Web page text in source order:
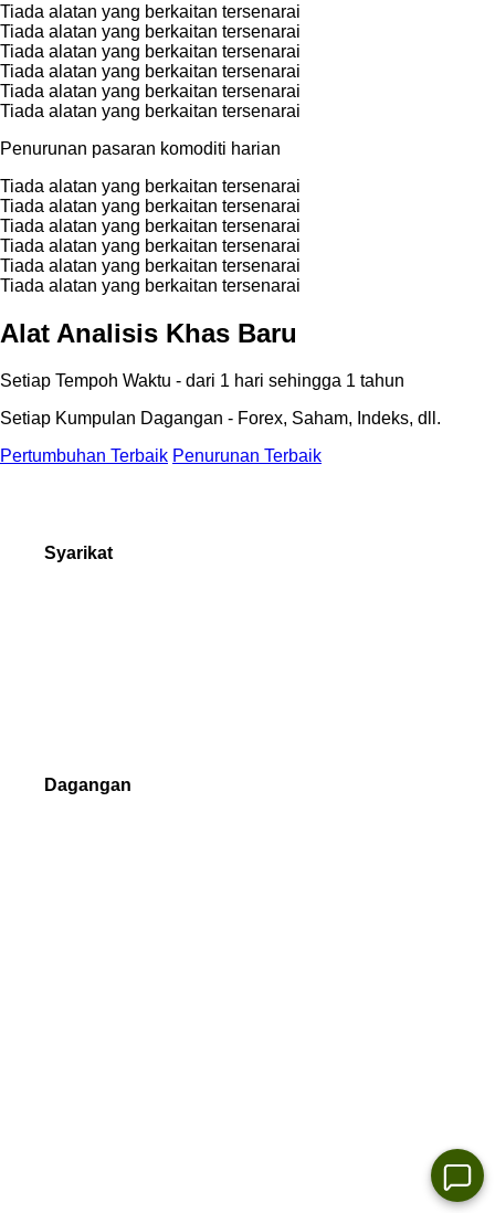
Tiada alatan yang berkaitan tersenarai
Tiada alatan yang berkaitan tersenarai
Tiada alatan yang berkaitan tersenarai
Tiada alatan yang berkaitan tersenarai
Tiada alatan yang berkaitan tersenarai
Tiada alatan yang berkaitan tersenarai
Penurunan pasaran komoditi harian
Tiada alatan yang berkaitan tersenarai
Tiada alatan yang berkaitan tersenarai
Tiada alatan yang berkaitan tersenarai
Tiada alatan yang berkaitan tersenarai
Tiada alatan yang berkaitan tersenarai
Tiada alatan yang berkaitan tersenarai
Alat Analisis Khas Baru
Setiap Tempoh Waktu - dari 1 hari sehingga 1 tahun
Setiap Kumpulan Dagangan - Forex, Saham, Indeks, dll.
Pertumbuhan Terbaik Penurunan Terbaik
Syarikat
Dagangan